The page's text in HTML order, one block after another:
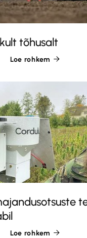
tõhusalt
Loe rohkem 
Loe rohkem 